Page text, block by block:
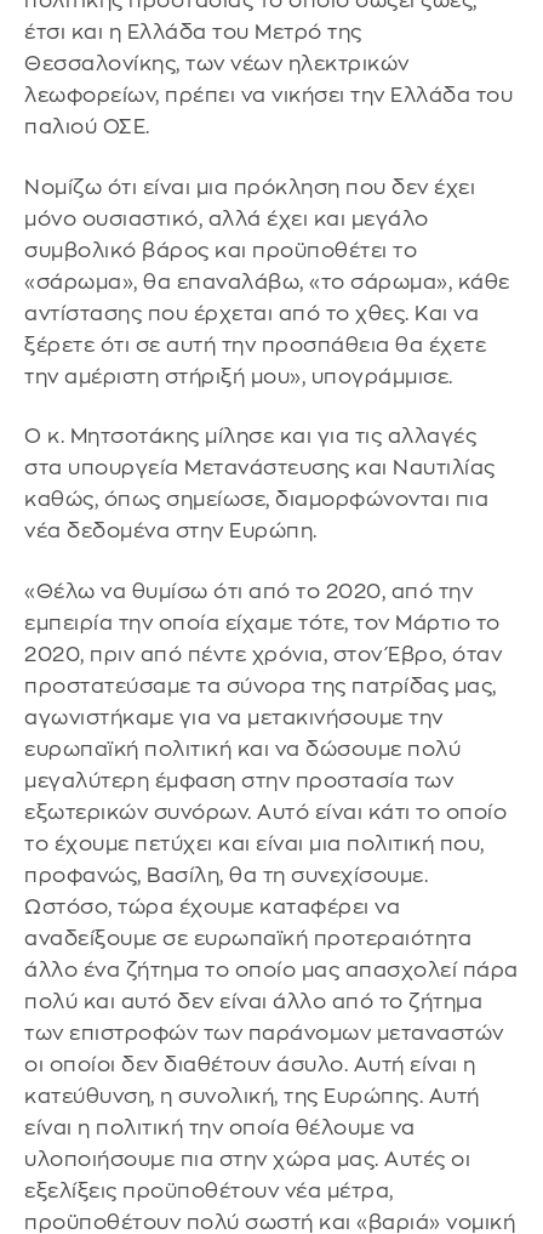
έτσι και η Ελλάδα του Μετρό της
Θεσσαλονίκης, των νέων ηλεκτρικών
λεωφορείων, πρέπει να νικήσει την Ελλάδα του
παλιού ΟΣΕ.
Νομίζω ότι είναι μια πρόκληση που δεν έχει
μόνο ουσιαστικό, αλλά έχει και μεγάλο
συμβολικό βάρος και προϋποθέτει το
«σάρωμα», θα επαναλάβω, «το σάρωμα», κάθε
αντίστασης που έρχεται από το χθες. Και να
ξέρετε ότι σε αυτή την προσπάθεια θα έχετε
την αμέριστη στήριξή μου», υπογράμμισε.
Ο κ. Μητσοτάκης μίλησε και για τις αλλαγές
στα υπουργεία Μετανάστευσης και Ναυτιλίας
καθώς, όπως σημείωσε, διαμορφώνονται πια
νέα δεδομένα στην Ευρώπη.
«Θέλω να θυμίσω ότι από το 2020, από την
εμπειρία την οποία είχαμε τότε, τον Μάρτιο το
2020, πριν από πέντε χρόνια, στον Έβρο, όταν
προστατεύσαμε τα σύνορα της πατρίδας μας,
αγωνιστήκαμε για να μετακινήσουμε την
ευρωπαϊκή πολιτική και να δώσουμε πολύ
μεγαλύτερη έμφαση στην προστασία των
εξωτερικών συνόρων. Αυτό είναι κάτι το οποίο
το έχουμε πετύχει και είναι μια πολιτική που,
προφανώς, Βασίλη, θα τη συνεχίσουμε.
Ωστόσο, τώρα έχουμε καταφέρει να
αναδείξουμε σε ευρωπαϊκή προτεραιότητα
άλλο ένα ζήτημα το οποίο μας απασχολεί πάρα
πολύ και αυτό δεν είναι άλλο από το ζήτημα
των επιστροφών των παράνομων μεταναστών
οι οποίοι δεν διαθέτουν άσυλο. Αυτή είναι η
κατεύθυνση, η συνολική, της Ευρώπης. Αυτή
είναι η πολιτική την οποία θέλουμε να
υλοποιήσουμε πια στην χώρα μας. Αυτές οι
εξελίξεις προϋποθέτουν νέα μέτρα,
προϋποθέτουν πολύ σωστή και «βαριά» νομική